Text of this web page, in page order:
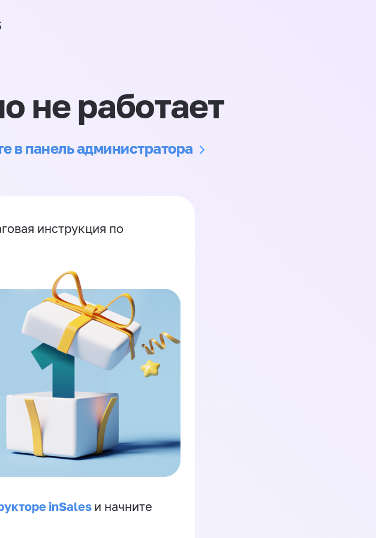
не работает
в панель администратора
инструкция по
inSales и начните